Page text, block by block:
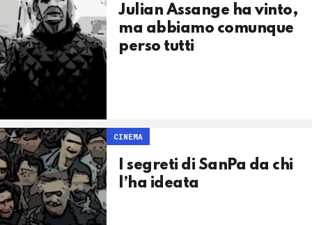
Julian Assange ha vinto,
ma abbiamo comunque
perso tutti
CINEMA
I segreti di SanPa da chi
l’ha ideata